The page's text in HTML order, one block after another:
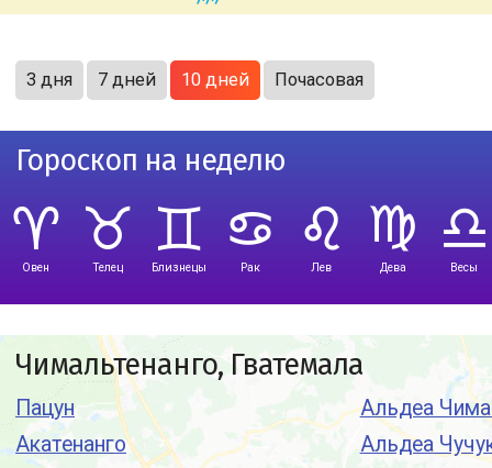
3 дня 7 дней 10 дней Почасовая
Гороскоп на неделю
Овен Телец Близнецы Рак Лев Дева Весы
Чимальтенанго, Гватемала
Пацун
Акатенанго
Альдеа
Альдеа